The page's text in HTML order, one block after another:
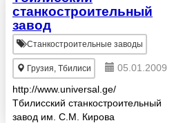
станкостроительный
завод
Станкостроительные заводы
Грузия, Тбилиси
05.01.2009
http://www.universal.ge/
Тбилисский станкостроительный
завод им. С.М. Кирова